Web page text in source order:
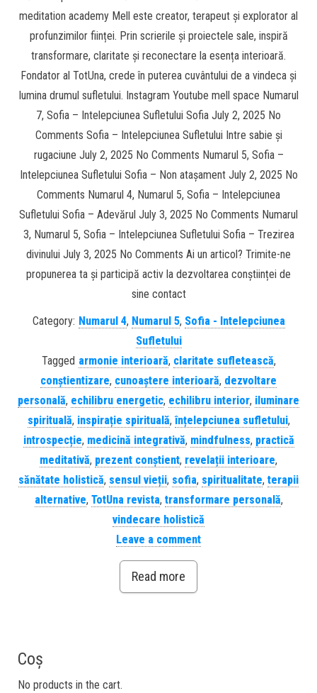
meditation academy Mell este creator, terapeut și explorator al
profunzimilor ființei. Prin scrierile și proiectele sale, inspiră
transformare, claritate și reconectare la esența interioară.
Fondator al TotUna, crede în puterea cuvântului de a vindeca și
lumina drumul sufletului. Instagram Youtube mell space Numarul
7, Sofia – Intelepciunea Sufletului Sofia July 2, 2025 No
Comments Sofia – Intelepciunea Sufletului Intre sabie și
rugaciune July 2, 2025 No Comments Numarul 5, Sofia –
Intelepciunea Sufletului Sofia – Non atașament July 2, 2025 No
Comments Numarul 4, Numarul 5, Sofia – Intelepciunea
Sufletului Sofia – Adevărul July 3, 2025 No Comments Numarul
3, Numarul 5, Sofia – Intelepciunea Sufletului Sofia – Trezirea
divinului July 3, 2025 No Comments Ai un articol? Trimite-ne
propunerea ta și participă activ la dezvoltarea conștiinței de
sine contact
Category: Numarul 4, Numarul 5, Sofia - Intelepciunea
Sufletului
Tagged armonie interioară, claritate sufletească,
conștientizare, cunoaștere interioară, dezvoltare
personală, echilibru energetic, echilibru interior, iluminare
spirituală, inspirație spirituală,înțelepciunea sufletului,
introspecție, medicină integrativă, mindfulness, practică
meditativă, prezent conștient, revelații interioare,
sănătate holistică, sensul vieții, sofia, spiritualitate, terapii
alternative, TotUna revista, transformare personală,
vindecare holistică
Leave a comment
Read more
Coș
No products in the cart.